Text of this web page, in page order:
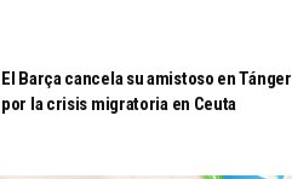
El Barça cancela su amistoso en Tánger
por la crisis migratoria en Ceuta